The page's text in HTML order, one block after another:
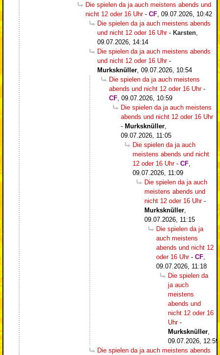
Die spielen da ja auch meistens abends und
nicht 12 oder 16 Uhr- CF 09.07.2026, 10:42
Die spielen da ja auch meistens abends
und nicht 12 oder 16 Uhr- Karsten
09.07.2026, 14:14
Die spielen da ja auch meistens abends
und nicht 12 oder 16 Uhr-
Murksknüller 09.07.2026, 10:54
Die spielen da ja auch meistens
abends und nicht 12 oder 16 Uhr-
CF 09.07.2026, 10:59
Die spielen da ja auch meistens
abends und nicht 12 oder 16 Uhr
- Murksknüller
09.07.2026, 11:05
Die spielen da ja auch
meistens abends und nicht
12 oder 16 Uhr- CF
09.07.2026, 11:09
Die spielen da ja auch
meistens abends und
nicht 12 oder 16 Uhr-
Murksknüller
09.07.2026, 11:15
Die spielen da ja
auch meistens
abends und nicht 12
oder 16 Uhr- CF
09.07.2026, 11:18
Die spielen da
ja auch
meistens
abends und
nicht 12 oder 16
Uhr-
Murksknüller
09.07.2026, 12:59
Die spielen da ja auch meistens abends